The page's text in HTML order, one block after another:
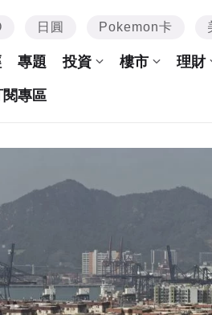
日圓 Pokemon卡
專題 投資 樓市 理財
閱專區